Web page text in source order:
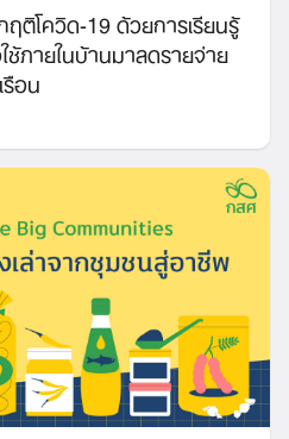
ติโควิด-19 ด้วยการเรียนรู้
ภายในบ้านมาลดรายจ่าย
อน